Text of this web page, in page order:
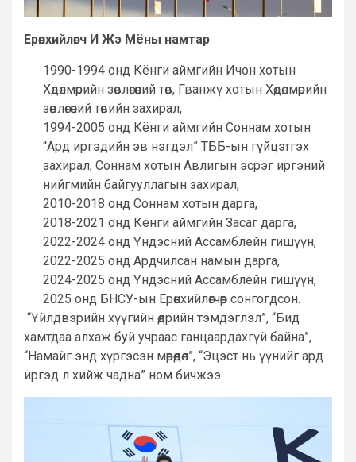
Ерөнхийлөгч И Жэ Мёны намтар
1990-1994 онд Кёнги аймгийн Ичон хотын
Хөдөлмөрийн зөвлөгөөний төв, Гванжү хотын Хөдөлмөрийн
зөвлөгөөний төвийн захирал,
1994-2005 онд Кёнги аймгийн Соннам хотын
“Ард иргэдийн эв нэгдэл” ТББ-ын гүйцэтгэх
захирал, Соннам хотын Авлигын эсрэг иргэний
нийгмийн байгууллагын захирал,
2010-2018 онд Соннам хотын дарга,
2018-2021 онд Кёнги аймгийн Засаг дарга,
2022-2024 онд Үндэсний Ассамблейн гишүүн,
2022-2025 онд Ардчилсан намын дарга,
2024-2025 онд Үндэсний Ассамблейн гишүүн,
2025 онд БНСУ-ын Ерөнхийлөгчөөр сонгогдсон.
“Үйлдвэрийн хүүгийн өдрийн тэмдэглэл”, “Бид
хамтдаа алхаж буй учраас ганцаардахгүй байна”,
“Намайг энд хүргэсэн мөрөөдөл”, “Эцэст нь үүнийг ард
иргэд л хийж чадна” ном бичжээ.